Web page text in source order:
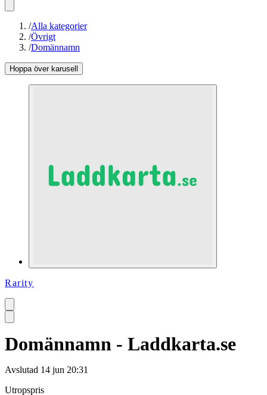
/Alla kategorier
/Övrigt
/Domännamn
Hoppa över karusell
Rarity
Domännamn - Laddkarta.se
Avslutad 14 jun 20:31
Utropspris